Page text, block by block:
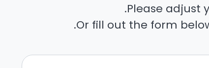
Please adjust
Or fill out the form